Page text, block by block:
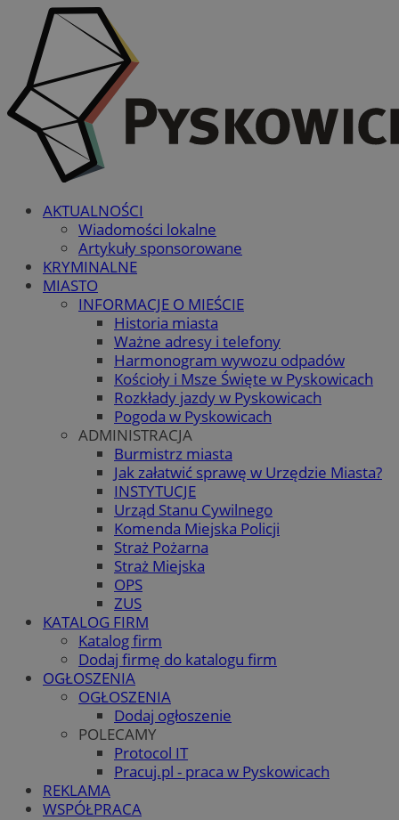
AKTUALNOŚCI
Wiadomości lokalne
Artykuły sponsorowane
KRYMINALNE
MIASTO
INFORMACJE O MIEŚCIE
Historia miasta
Ważne adresy i telefony
Harmonogram wywozu odpadów
Kościoły i Msze Święte w Pyskowicach
Rozkłady jazdy w Pyskowicach
Pogoda w Pyskowicach
ADMINISTRACJA
Burmistrz miasta
Jak załatwić sprawę w Urzędzie Miasta?
INSTYTUCJE
Urząd Stanu Cywilnego
Komenda Miejska Policji
Straż Pożarna
Straż Miejska
OPS
ZUS
KATALOG FIRM
Katalog firm
Dodaj firmę do katalogu firm
OGŁOSZENIA
OGŁOSZENIA
Dodaj ogłoszenie
POLECAMY
Protocol IT
Pracuj.pl - praca w Pyskowicach
REKLAMA
WSPÓŁPRACA